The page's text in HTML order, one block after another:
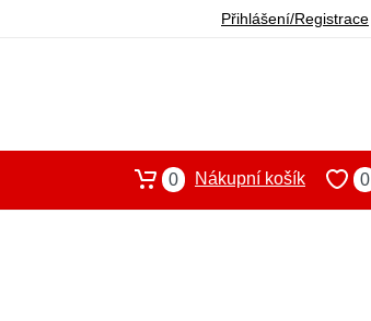
Přihlášení/Registrace
0
0 Nákupní košík